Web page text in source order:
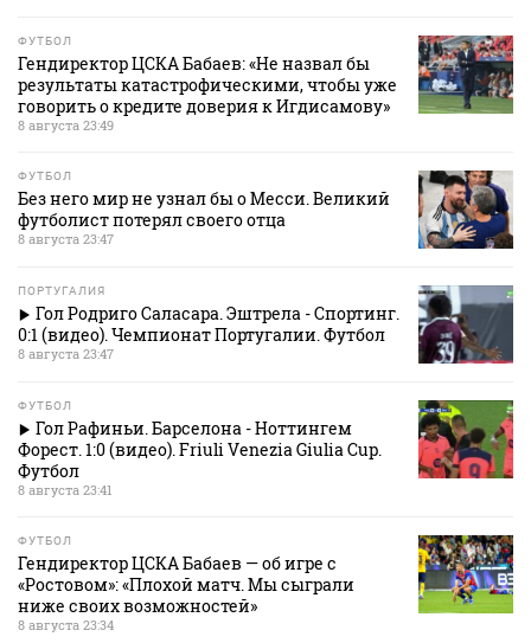
ФУТБОЛ
Гендиректор ЦСКА Бабаев: «Не назвал бы
результаты катастрофическими, чтобы уже
говорить о кредите доверия к Игдисамову»
8 августа 23:49
ФУТБОЛ
Без него мир не узнал бы о Месси. Великий
футболист потерял своего отца
8 августа 23:47
ПОРТУГАЛИЯ
Гол Родриго Саласара. Эштрела - Спортинг.
0:1 (видео). Чемпионат Португалии. Футбол
8 августа 23:47
ФУТБОЛ
Гол Рафиньи. Барселона - Ноттингем
Форест. 1:0 (видео). Friuli Venezia Giulia Cup.
Футбол
8 августа 23:41
ФУТБОЛ
Гендиректор ЦСКА Бабаев — об игре с
«Ростовом»: «Плохой матч. Мы сыграли
ниже своих возможностей»
8 августа 23:34